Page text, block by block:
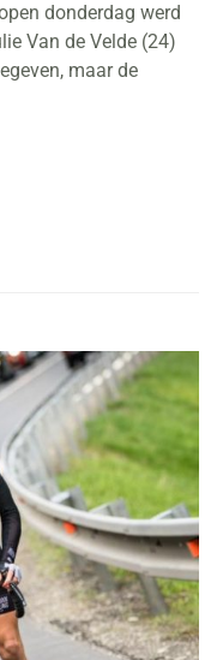
donderdag werd
Van de Velde (24)
maar de